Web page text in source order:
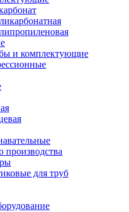
и комплектующие
производства
для труб